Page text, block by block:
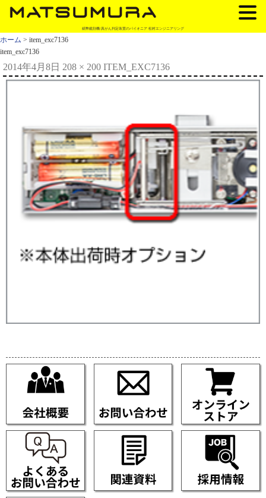
紙幣鑑別機/真がん判定装置のパイオニア 松村エンジニアリング
ホーム > item_exc7136
item_exc7136
2014年4月8日 208 × 200 ITEM_EXC7136